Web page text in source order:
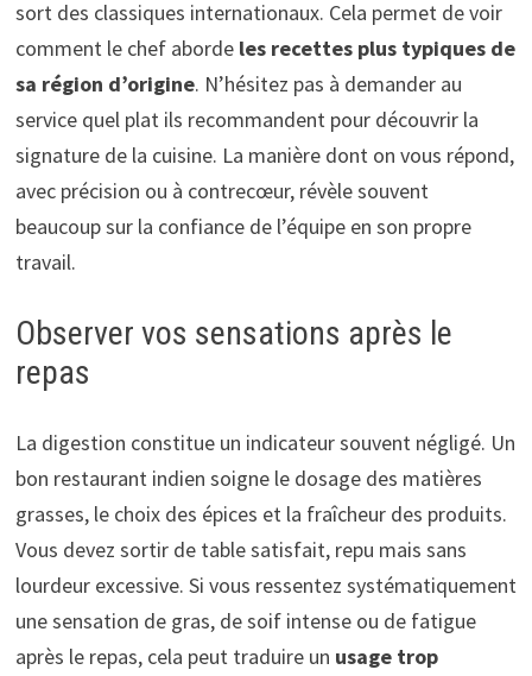
sort des classiques internationaux. Cela permet de voir
comment le chef aborde les recettes plus typiques de
sa région d’origine. N’hésitez pas à demander au
service quel plat ils recommandent pour découvrir la
signature de la cuisine. La manière dont on vous répond,
avec précision ou à contrecœur, révèle souvent
beaucoup sur la confiance de l’équipe en son propre
travail.
Observer vos sensations après le
repas
La digestion constitue un indicateur souvent négligé. Un
bon restaurant indien soigne le dosage des matières
grasses, le choix des épices et la fraîcheur des produits.
Vous devez sortir de table satisfait, repu mais sans
lourdeur excessive. Si vous ressentez systématiquement
une sensation de gras, de soif intense ou de fatigue
après le repas, cela peut traduire un usage trop